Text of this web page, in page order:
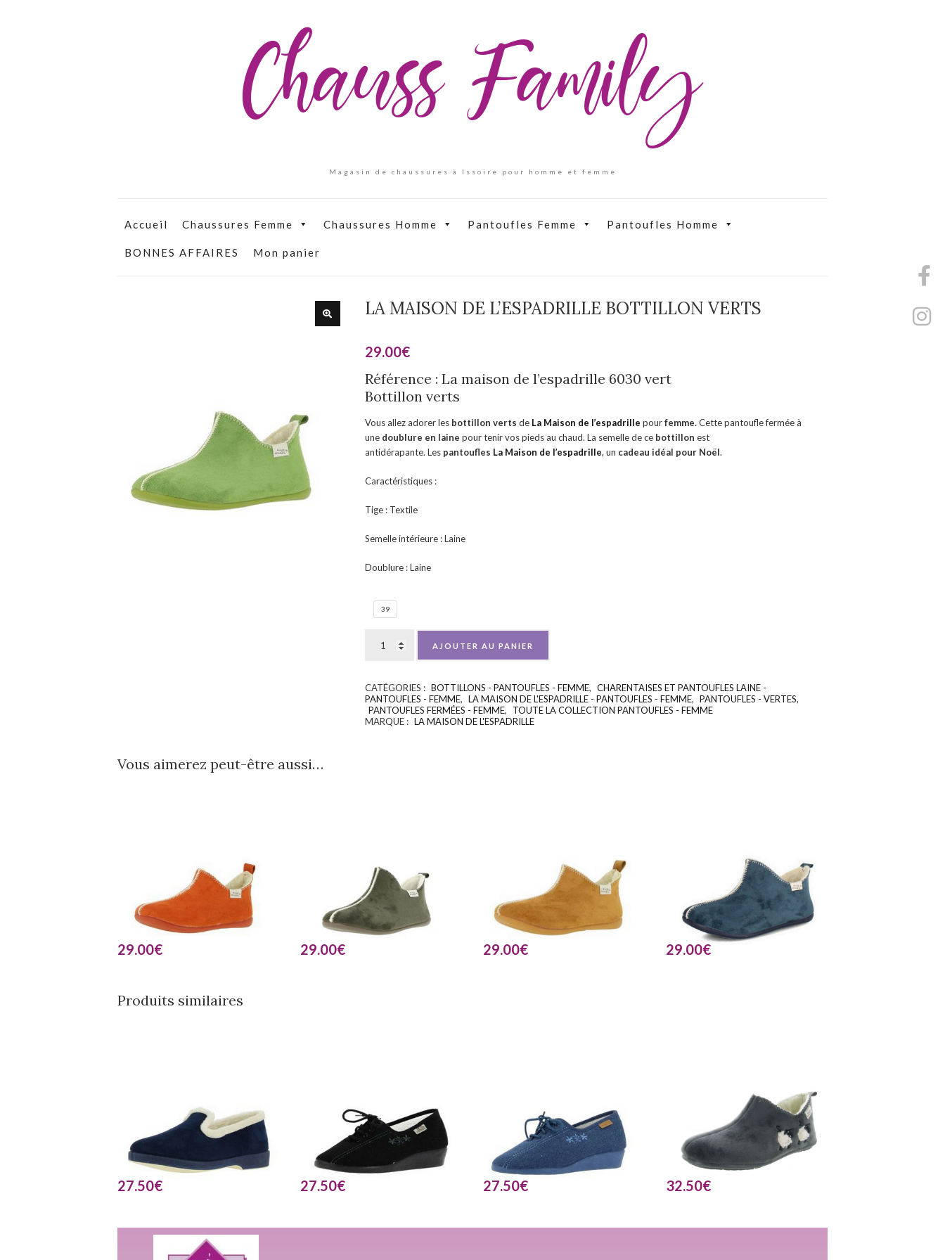
Chauss Family
Magasin de chaussures à Issoire pour homme et femme
Accueil Chaussures Femme Chaussures Homme Pantoufles Femme Pantoufles Homme
BONNES AFFAIRES Mon panier
LA MAISON DE L’ESPADRILLE BOTTILLON VERTS
29.00€
Référence : La maison de l’espadrille 6030 vert
Bottillon verts
Vous allez adorer lesbottillon verts de La Maison de l’espadrille pourfemme.Cette pantoufle fermée à
une doublure en laine pour tenir vos pieds au chaud. La semelle de ce bottillon est
antidérapante. Les pantoufles La Maison de l’espadrille, un cadeau idéal pour Noël.
Caractéristiques :
Tige : Textile
Semelle intérieure : Laine
Doublure : Laine
39
AJOUTER AU PANIER
CATÉGORIES : BOTTILLONS - PANTOUFLES - FEMME, CHARENTAISES ET PANTOUFLES LAINE -
PANTOUFLES - FEMME, LA MAISON DE L'ESPADRILLE - PANTOUFLES - FEMME, PANTOUFLES - VERTES,
PANTOUFLES FERMÉES - FEMME,
TOUTE LA COLLECTION PANTOUFLES - FEMME
MARQUE : LA MAISON DE L'ESPADRILLE
Vous aimerez peut-être aussi…
29.00€ 29.00€ 29.00€ 29.00€
Produits similaires
27.50€ 27.50€ 27.50€ 32.50€